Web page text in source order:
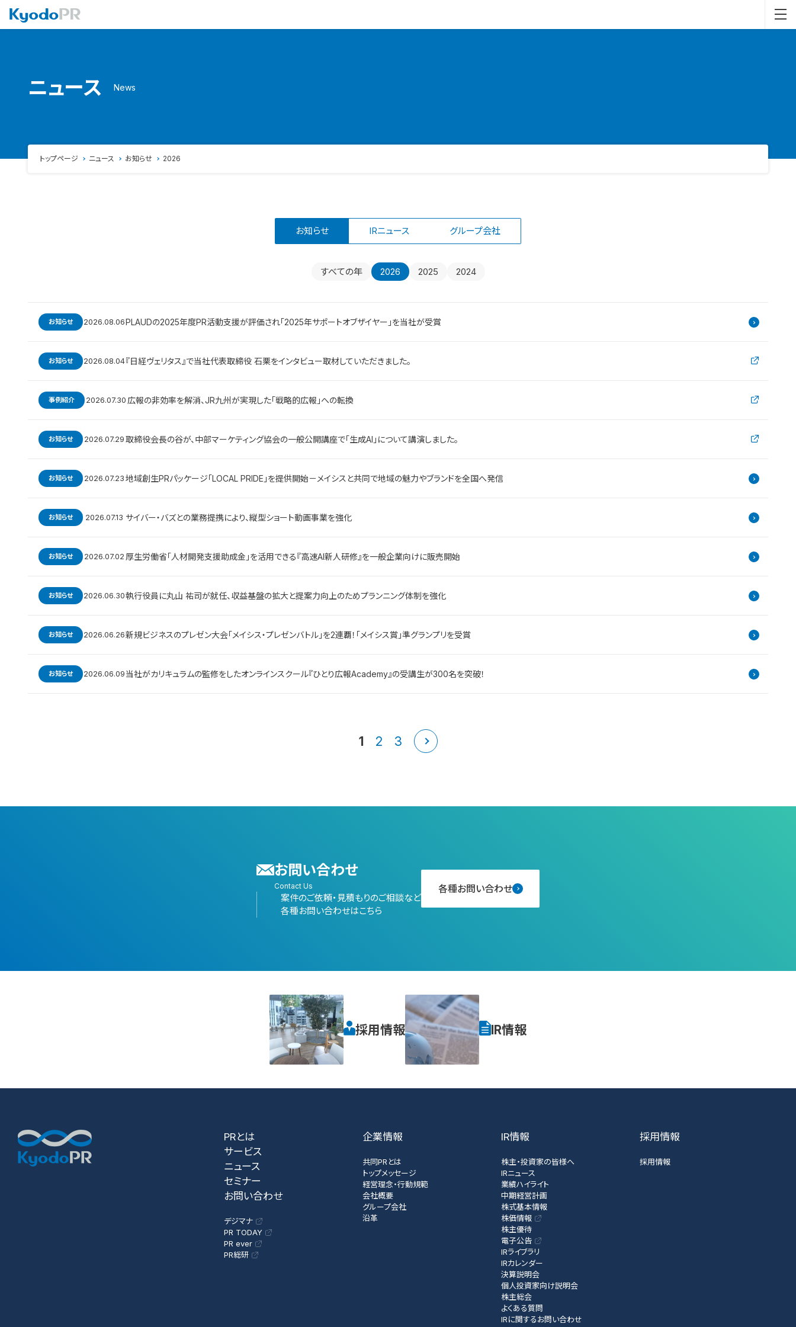
ニュース News
トップページ ニュース お知らせ 2026
お知らせ IRニュース グループ会社
すべての年 2026 2025 2024
お知らせ 2026.08.06PLAUDの2025年度PR活動支援が評価され「2025年サポートオブザイヤー」を当社が受賞
お知らせ 2026.08.04『日経ヴェリタス』で当社代表取締役 石栗をインタビュー取材していただきました。
事例紹介 2026.07.30 広報の非効率を解消、JR九州が実現した「戦略的広報」への転換
お知らせ 2026.07.29取締役会長の谷が、中部マーケティング協会の一般公開講座で「生成AI」について講演しました。
お知らせ 2026.07.23地域創生PRパッケージ「LOCAL PRIDE」を提供開始－メイシスと共同で地域の魅力やブランドを全国へ発信
お知らせ 2026.07.13 サイバー・バズとの業務提携により、縦型ショート動画事業を強化
お知らせ 2026.07.02 厚生労働省「人材開発支援助成金」を活用できる『高速AI新人研修』を一般企業向けに販売開始
お知らせ 2026.06.30執行役員に丸山 祐司が就任、収益基盤の拡大と提案力向上のためプランニング体制を強化
お知らせ 2026.06.26新規ビジネスのプレゼン大会「メイシス・プレゼンバトル」を2連覇！「メイシス賞」準グランプリを受賞
お知らせ 2026.06.09当社がカリキュラムの監修をしたオンラインスクール『ひとり広報Academy』の受講生が300名を突破！
1 2 3
お問い合わせ
Contact Us
案件のご依頼・見積もりのご相談など
各種お問い合わせはこちら
各種お問い合わせ
採用情報 IR情報
PRとは
サービス
ニュース
セミナー
お問い合わせ
デジマナ
PR TODAY
PR ever
PR総研
企業情報
共同PRとは
トップメッセージ
経営理念・行動規範
会社概要
グループ会社
沿革
IR情報
株主・投資家の皆様へ
IRニュース
業績ハイライト
中期経営計画
株式基本情報
株価情報
株主優待
電子公告
IRライブラリ
IRカレンダー
決算説明会
個人投資家向け説明会
株主総会
よくある質問
IRに関するお問い合わせ
採用情報
採用情報